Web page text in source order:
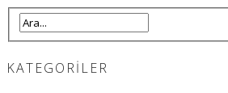
KATEGORILER